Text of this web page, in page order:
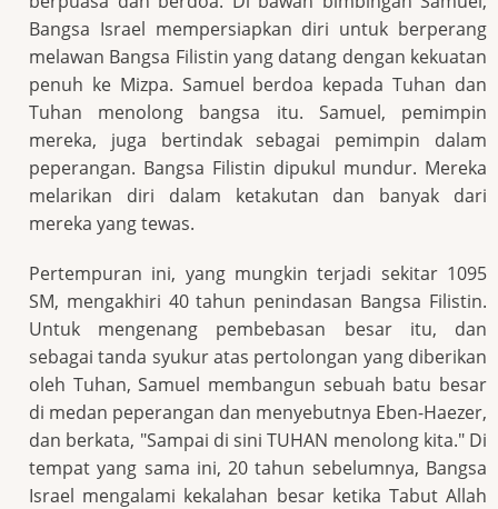
Bangsa Israel mempersiapkan diri untuk berperang
melawan Bangsa Filistin yang datang dengan kekuatan
penuh ke Mizpa. Samuel berdoa kepada Tuhan dan
Tuhan menolong bangsa itu. Samuel, pemimpin
mereka, juga bertindak sebagai pemimpin dalam
peperangan. Bangsa Filistin dipukul mundur. Mereka
melarikan diri dalam ketakutan dan banyak dari
mereka yang tewas.
Pertempuran ini, yang mungkin terjadi sekitar 1095
SM, mengakhiri 40 tahun penindasan Bangsa Filistin.
Untuk mengenang pembebasan besar itu, dan
sebagai tanda syukur atas pertolongan yang diberikan
oleh Tuhan, Samuel membangun sebuah batu besar
di medan peperangan dan menyebutnya Eben-Haezer,
dan berkata, "Sampai di sini TUHAN menolong kita." Di
tempat yang sama ini, 20 tahun sebelumnya, Bangsa
Israel mengalami kekalahan besar ketika Tabut Allah